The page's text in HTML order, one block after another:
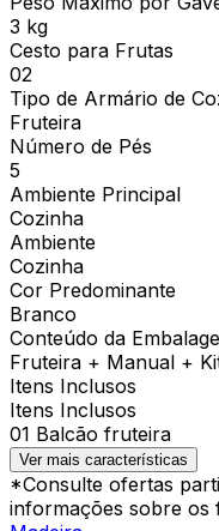
3 kg
Cesto para Frutas
02
Tipo de Armário de
Fruteira
Número de Pés
5
Ambiente Principal
Cozinha
Ambiente
Cozinha
Cor Predominante
Branco
Conteúdo da
Fruteira + Manual +
Itens Inclusos
Itens Inclusos
01 Balcão fruteira
Ver mais características
*Consulte ofertas
informações sobre os